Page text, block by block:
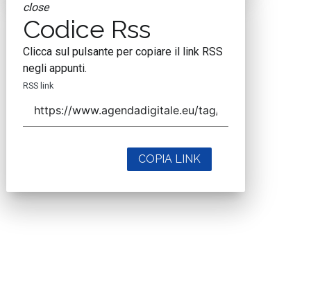
close
Codice Rss
Clicca sul pulsante per copiare il link RSS
negli appunti.
RSS link
COPIA LINK